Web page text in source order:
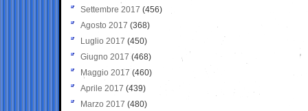
Settembre 2017 (456)
Agosto 2017 (368)
Luglio 2017 (450)
Giugno 2017 (468)
Maggio 2017 (460)
Aprile 2017 (439)
Marzo 2017 (480)